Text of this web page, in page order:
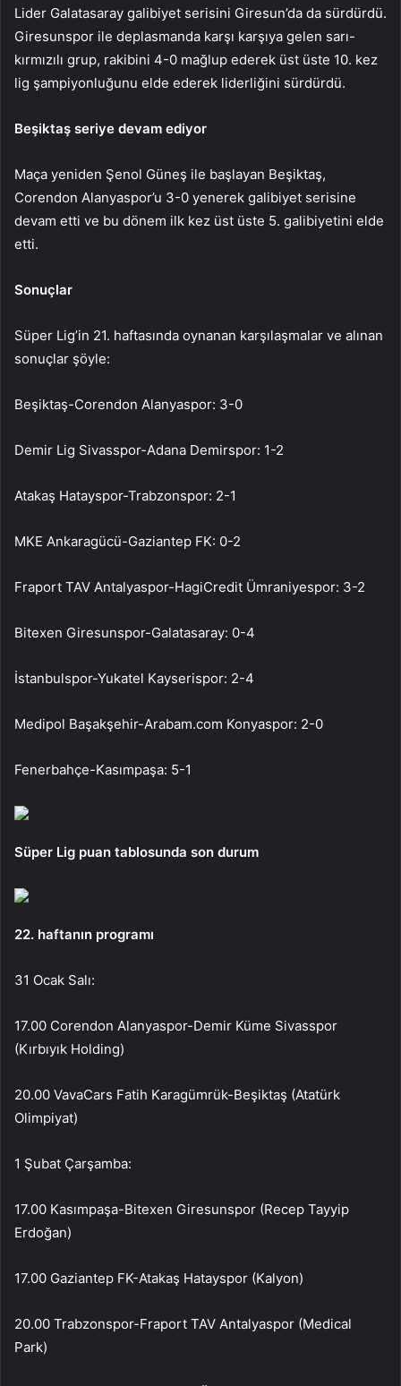
Lider Galatasaray galibiyet serisini Giresun’da da sürdürdü.
Giresunspor ile deplasmanda karşı karşıya gelen sarı-
kırmızılı grup, rakibini 4-0 mağlup ederek üst üste 10. kez
lig şampiyonluğunu elde ederek liderliğini sürdürdü.
Beşiktaş seriye devam ediyor
Maça yeniden Şenol Güneş ile başlayan Beşiktaş,
Corendon Alanyaspor’u 3-0 yenerek galibiyet serisine
devam etti ve bu dönem ilk kez üst üste 5. galibiyetini elde
etti.
Sonuçlar
Süper Lig’in 21. haftasında oynanan karşılaşmalar ve alınan
sonuçlar şöyle:
Beşiktaş-Corendon Alanyaspor: 3-0
Demir Lig Sivasspor-Adana Demirspor: 1-2
Atakaş Hatayspor-Trabzonspor: 2-1
MKE Ankaragücü-Gaziantep FK: 0-2
Fraport TAV Antalyaspor-HagiCredit Ümraniyespor: 3-2
Bitexen Giresunspor-Galatasaray: 0-4
İstanbulspor-Yukatel Kayserispor: 2-4
Medipol Başakşehir-Arabam.com Konyaspor: 2-0
Fenerbahçe-Kasımpaşa: 5-1
Süper Lig puan tablosunda son durum
22. haftanın programı
31 Ocak Salı:
17.00 Corendon Alanyaspor-Demir Küme Sivasspor
(Kırbıyık Holding)
20.00 VavaCars Fatih Karagümrük-Beşiktaş (Atatürk
Olimpiyat)
1 Şubat Çarşamba:
17.00 Kasımpaşa-Bitexen Giresunspor (Recep Tayyip
Erdoğan)
17.00 Gaziantep FK-Atakaş Hatayspor (Kalyon)
20.00 Trabzonspor-Fraport TAV Antalyaspor (Medical
Park)